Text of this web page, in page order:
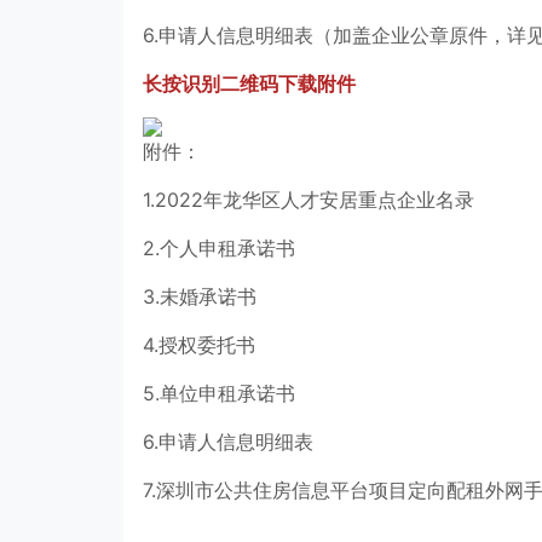
6.申请人信息明细表（加盖企业公章原件，详
长按识别二维码下载附件
附件：
1.2022年龙华区人才安居重点企业名录
2.个人申租承诺书
3.未婚承诺书
4.授权委托书
5.单位申租承诺书
6.申请人信息明细表
7.深圳市公共住房信息平台项目定向配租外网